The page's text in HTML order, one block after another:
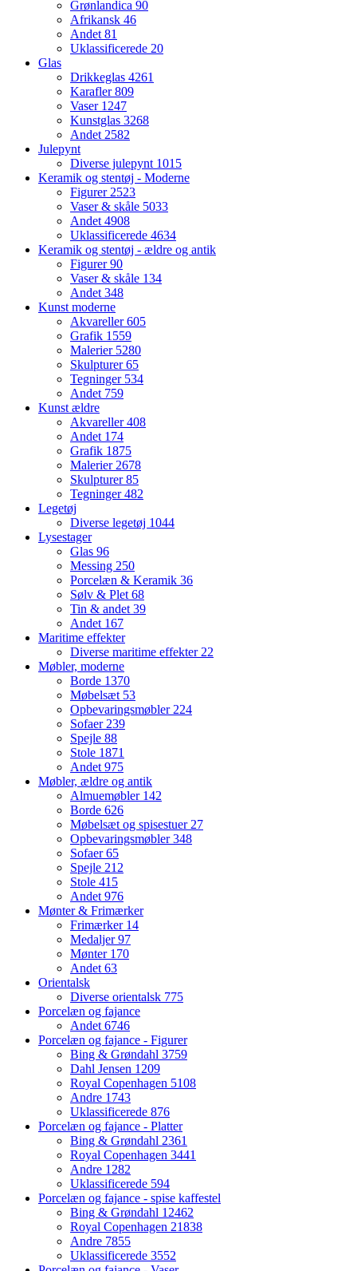
Grønlandica 90
Afrikansk 46
Andet81
Uklassificerede 20
Glas
Drikkeglas 4261
Karafler809
Vaser 1247
Kunstglas 3268
Andet2582
Julepynt
Diverse julepynt 1015
Keramik og stentøj - Moderne
Figurer2523
Vaser & skåle 5033
Andet4908
Uklassificerede 4634
Keramik og stentøj - ældre og antik
Figurer90
Vaser & skåle 134
Andet348
Kunst moderne
Akvareller605
Grafik 1559
Malerier 5280
Skulpturer65
Tegninger 534
Andet 759
Kunst ældre
Akvareller408
Andet 174
Grafik 1875
Malerier2678
Skulpturer85
Tegninger482
Legetøj
Diverse legetøj 1044
Lysestager
Glas 96
Messing 250
Porcelæn & Keramik 36
Sølv & Plet68
Tin & andet39
Andet 167
Maritime effekter
Diverse maritime effekter22
Møbler, moderne
Borde 1370
Møbelsæt 53
Opbevaringsmøbler224
Sofaer239
Spejle 88
Stole 1871
Andet975
Møbler, ældre og antik
Almuemøbler 142
Borde 626
Møbelsæt og spisestuer27
Opbevaringsmøbler348
Sofaer65
Spejle 212
Stole 415
Andet976
Mønter & Frimærker
Frimærker 14
Medaljer97
Mønter 170
Andet63
Orientalsk
Diverse orientalsk 775
Porcelæn og fajance
Andet6746
Porcelæn og fajance - Figurer
Bing & Grøndahl 3759
Dahl Jensen 1209
Royal Copenhagen 5108
Andre 1743
Uklassificerede 876
Porcelæn og fajance - Platter
Bing & Grøndahl 2361
Royal Copenhagen 3441
Andre 1282
Uklassificerede 594
Porcelæn og fajance - spise kaffestel
Bing & Grøndahl 12462
Royal Copenhagen 21838
Andre 7855
Uklassificerede 3552